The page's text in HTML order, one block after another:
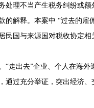
处理不当产生税务纠纷或额
的解释。本案中 “过去的雇
民国与来源国对税收协定
“走出去”企业、个人在海
通过充分举证，突出经济